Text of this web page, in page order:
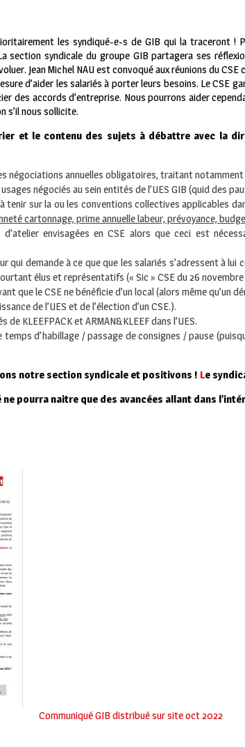
les syndiqué-e-s de GIB qui la traceront !
section syndicale du groupe GIB partagera ses
Jean Michel NAU est convoqué aux réunions du
d’aider les salariés à porter leurs besoins. Le CSE
des accords d’entreprise. Nous pourrons aider
s’il nous sollicite.
et le contenu des sujets à débattre avec la
négociations annuelles obligatoires, traitant
négociés au sein entités de l’UES GIB (quid des
tenir sur la ou les conventions collectives applicables
cartonnage, prime annuelle labeur, prévoyance,
d’atelier envisagées en CSE alors que ceci est
qui demande à ce que que les salariés s’adressent à
élus et représentatifs (« Sic » CSE du 26 novembre
que le CSE ne bénéficie d’un local (alors même
de l’UES et de l’élection d’un CSE.).
KLEEFPACK et ARMAN&KLEEF dans l’UES.
d’habillage / passage de consignes / pause
notre section syndicale et positivons ! Le
pourra naitre que des avancées allant dans
Communiqué GIB distribué sur site oct 2022